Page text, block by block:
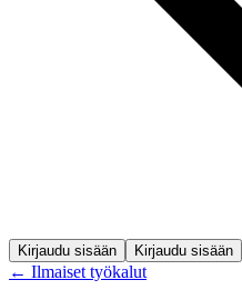
Kirjaudu sisään Kirjaudu sisään
← Ilmaiset työkalut